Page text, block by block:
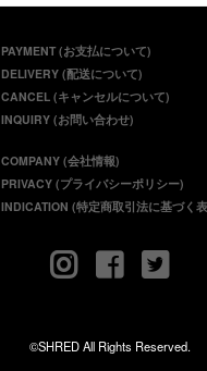
PAYMENT (お支払について)
DELIVERY (配送について)
CANCEL (キャンセルについて)
INQUIRY (お問い合わせ)
COMPANY (会社情報)
PRIVACY (プライバシーポリシー)
INDICATION (特定商取引法に基づく
©SHRED All Rights Reserved.